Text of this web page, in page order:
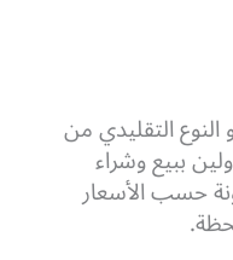
التقليدي من
ببيع وشراء
حسب الأسعار